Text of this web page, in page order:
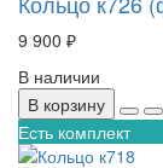
9 900 ₽
В наличии
В корзину
Есть комплект